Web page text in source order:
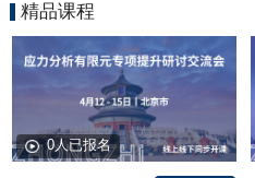
精品课程
0人已报名